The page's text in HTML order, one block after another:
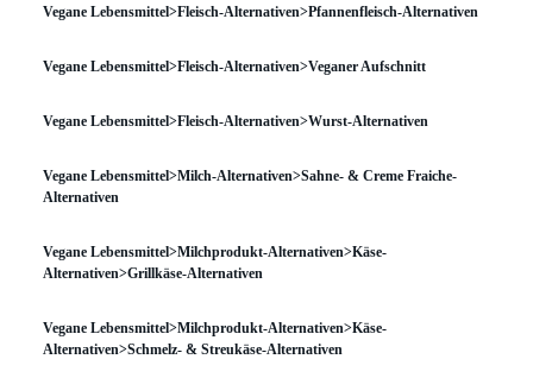
Vegane Lebensmittel>Fleisch-Alternativen>Pfannenfleisch-Alternativen
Vegane Lebensmittel>Fleisch-Alternativen>Veganer Aufschnitt
Vegane Lebensmittel>Fleisch-Alternativen>Wurst-Alternativen
Vegane Lebensmittel>Milch-Alternativen>Sahne- & Creme Fraiche-
Alternativen
Vegane Lebensmittel>Milchprodukt-Alternativen>Käse-
Alternativen>Grillkäse-Alternativen
Vegane Lebensmittel>Milchprodukt-Alternativen>Käse-
Alternativen>Schmelz- & Streukäse-Alternativen